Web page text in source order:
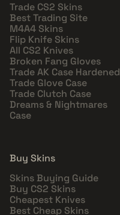
Trade CS2 Skins
Best Trading Site
M4A4 Skins
Flip Knife Skins
All CS2 Knives
Broken Fang Gloves
Trade AK Case Hardened
Trade Glove Case
Trade Clutch Case
Dreams & Nightmares
Case
Buy Skins
Skins Buying Guide
Buy CS2 Skins
Cheapest Knives
Best Cheap Skins